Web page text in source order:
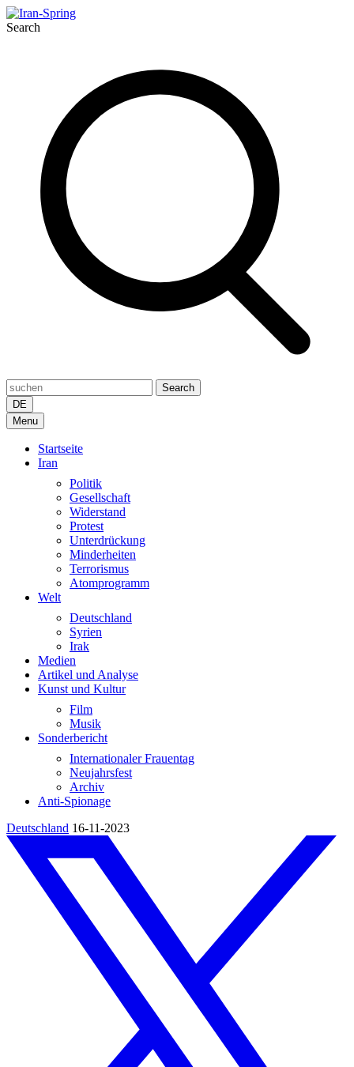
Search
Search
DE
Menu
Startseite
Iran
Politik
Gesellschaft
Widerstand
Protest
Unterdrückung
Minderheiten
Terrorismus
Atomprogramm
Welt
Deutschland
Syrien
Irak
Medien
Artikel und Analyse
Kunst und Kultur
Film
Musik
Sonderbericht
Internationaler Frauentag
Neujahrsfest
Archiv
Anti-Spionage
Deutschland 16-11-2023